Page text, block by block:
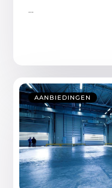
...
AANBIEDINGEN